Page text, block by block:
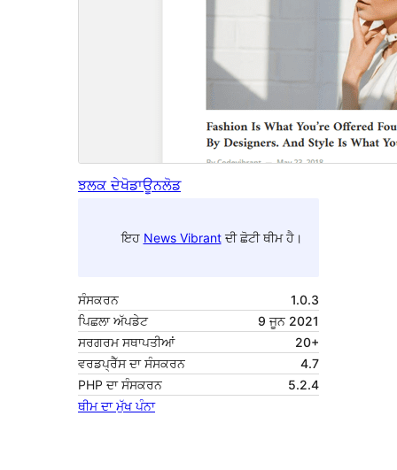
ਝਲਕ ਦੇਖੋਡਾਊਨਲੋਡ
ਇਹ News Vibrantਦੀ ਛੋਟੀ ਥੀਮ ਹੈ।
ਸੰਸਕਰਨ
1.0.3
ਪਿਛਲਾ ਅੱਪਡੇਟ
9 ਜੂਨ 2021
ਸਰਗਰਮ ਸਥਾਪਤੀਆਂ
20+
ਵਰਡਪ੍ਰੈੱਸ ਦਾ ਸੰਸਕਰਨ
4.7
PHP ਦਾ ਸੰਸਕਰਨ
5.2.4
ਥੀਮ ਦਾ ਮੁੱਖ ਪੰਨਾ